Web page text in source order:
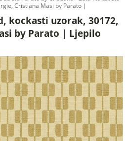
Cristiana Masi by Parato |
kockasti uzorak, 30172,
by Parato | Ljepilo